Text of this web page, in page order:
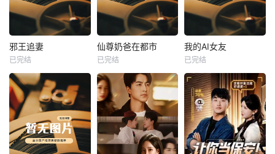
热播
邪王追妻
未知
邪王追妻
已完结
热播
未知
仙尊奶爸在都市
已完结
热播
我的AI女友
未知
我的AI女友
已完结